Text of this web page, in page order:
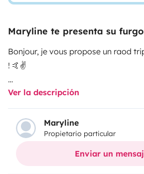
Maryline te presenta su
Bonjour, je vous propose un raod
! 🤙✌️
L'Aventure se passe au sein de mon
Transporter T5.
L'aménagement est 'fait maison',
😇🥰...dans un esprit bohème ...
Simone est authentique et pleine de
Ver la descripción
Maryline
Propietario particular
Enviar un